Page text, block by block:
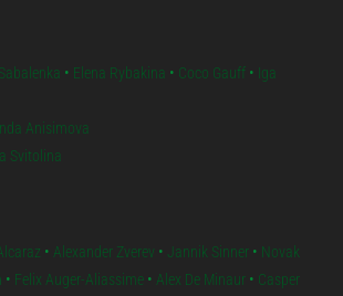
• Elena Rybakina • Coco Gauff• Iga
Anisimova
Svitolina
• Alexander Zverev • Jannik Sinner• Novak
• Felix Auger-Aliassime• Alex De Minaur• Casper